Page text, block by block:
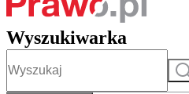
Wyszukiwarka